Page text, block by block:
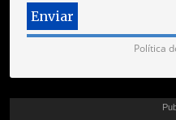
Política